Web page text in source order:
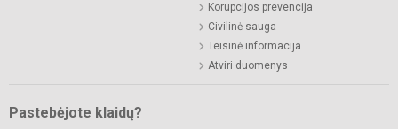
Korupcijos prevencija
Civilinė sauga
Teisinė informacija
Atviri duomenys
Pastebėjote klaidų?